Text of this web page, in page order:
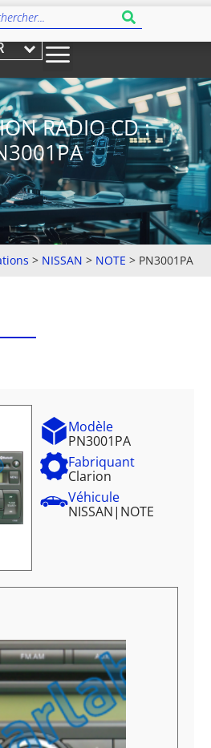
RADIO CD :
> NISSAN > NOTE > PN3001PA
Modèle
PN3001PA
Fabriquant
Clarion
Véhicule
NISSAN| NOTE